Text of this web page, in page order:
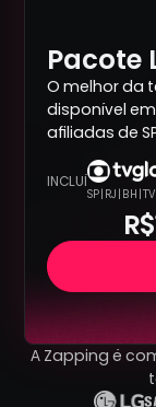
Pacote
O melhor da
disponível
afiliadas de
INCLUÍ
SP | RJ | BH |
A Zapping é